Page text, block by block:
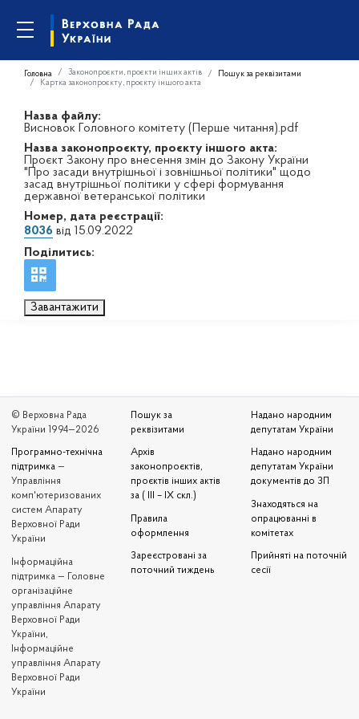
Головна Законопроєкти, проєкти інших актів
Пошук за реквізитами
Картка законопроєкту, проєкту іншого акта
Назва файлу:
Висновок Головного комітету (Перше читання).pdf
Назва законопроєкту, проєкту іншого акта:
Проєкт Закону про внесення змін до Закону України
"Про засади внутрішньої і зовнішньої політики" щодо
засад внутрішньої політики у сфері формування
державної ветеранської політики
Номер, дата реєстрації:
8036 від 15.09.2022
Поділитись:
Завантажити
© Верховна Рада
України 1994—2026
Програмно-технічна
підтримка —
Управління
комп'ютеризованих
систем Апарату
Верховної Ради
України
Iнформаційна
підтримка — Головне
організаційне
управління Апарату
Верховної Ради
України,
Інформаційне
управління Апарату
Верховної Ради
України
Пошук за
реквізитами
Архів
законопроєктів,
проєктів інших актів
за ( III – IX скл.)
Правила
оформлення
Зареєстровані за
поточний тиждень
Надано народним
депутатам України
Надано народним
депутатам України
документів до ЗП
Знаходяться на
опрацюванні в
комітетах
Прийняті на поточній
сесії